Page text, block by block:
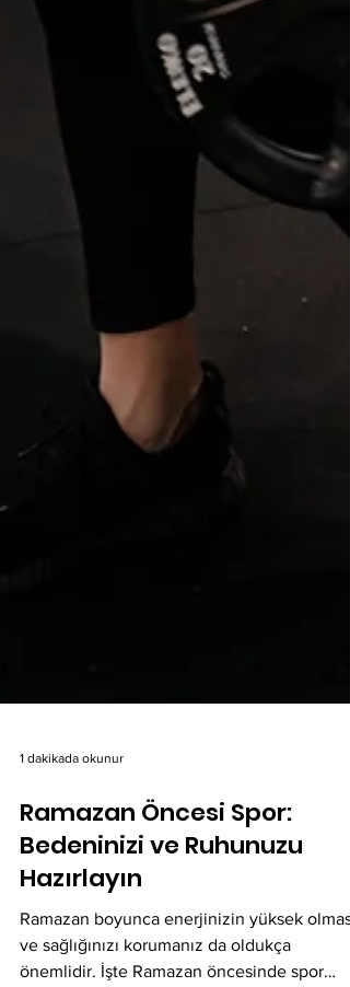
1 dakikada okunur
Ramazan Öncesi Spor:
Bedeninizi ve Ruhunuzu
Hazırlayın
Ramazan boyunca enerjinizin yüksek olması